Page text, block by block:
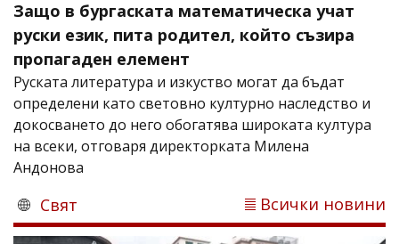
Защо в бургаската математическа учат
руски език, пита родител, който съзира
пропагаден елемент
Руската литература и изкуство могат да бъдат
определени като световно културно наследство и
докосването до него обогатява широката култура
на всеки, отговаря директорката Милена
Андонова
Свят Всички новини